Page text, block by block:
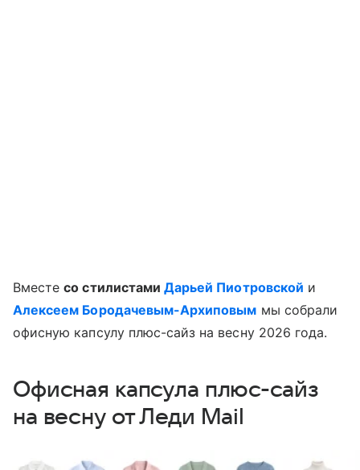
Вместесо стилистамиДарьей Пиотровской и
Алексеем Бородачевым-Архиповым мы собрали
офисную капсулу плюс-сайз на весну 2026 года.
Офисная капсула плюс-сайз
на весну от Леди Mail